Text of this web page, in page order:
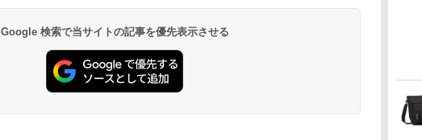
Google 検索で当サイトの記事を優先表示させる